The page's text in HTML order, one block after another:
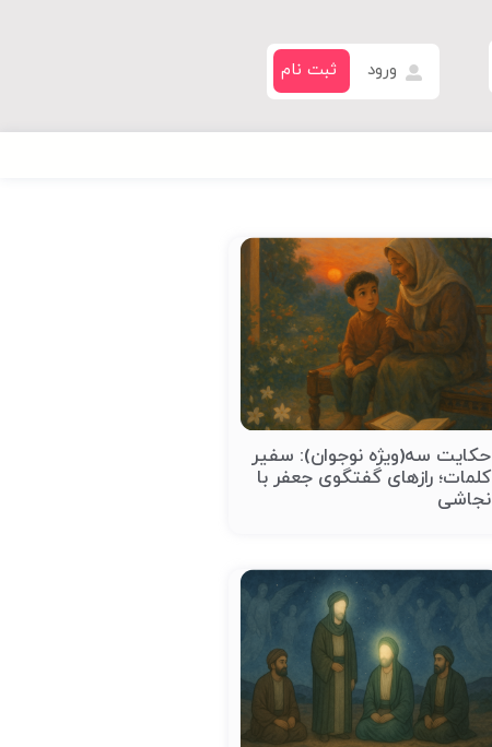
ورود ثبت نام
حکایت سه(ویژه نوجوان): سفیر
کلمات؛ رازهای گفتگوی جعفر با
نجاشی